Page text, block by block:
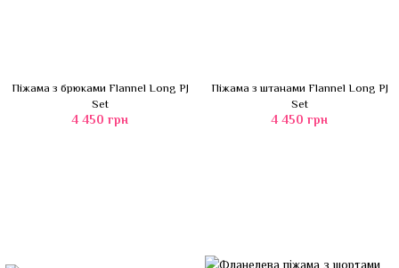
Піжама з брюками Flannel Long PJ
Set
4 450 грн
Піжама з штанами Flannel Long PJ
Set
4 450 грн